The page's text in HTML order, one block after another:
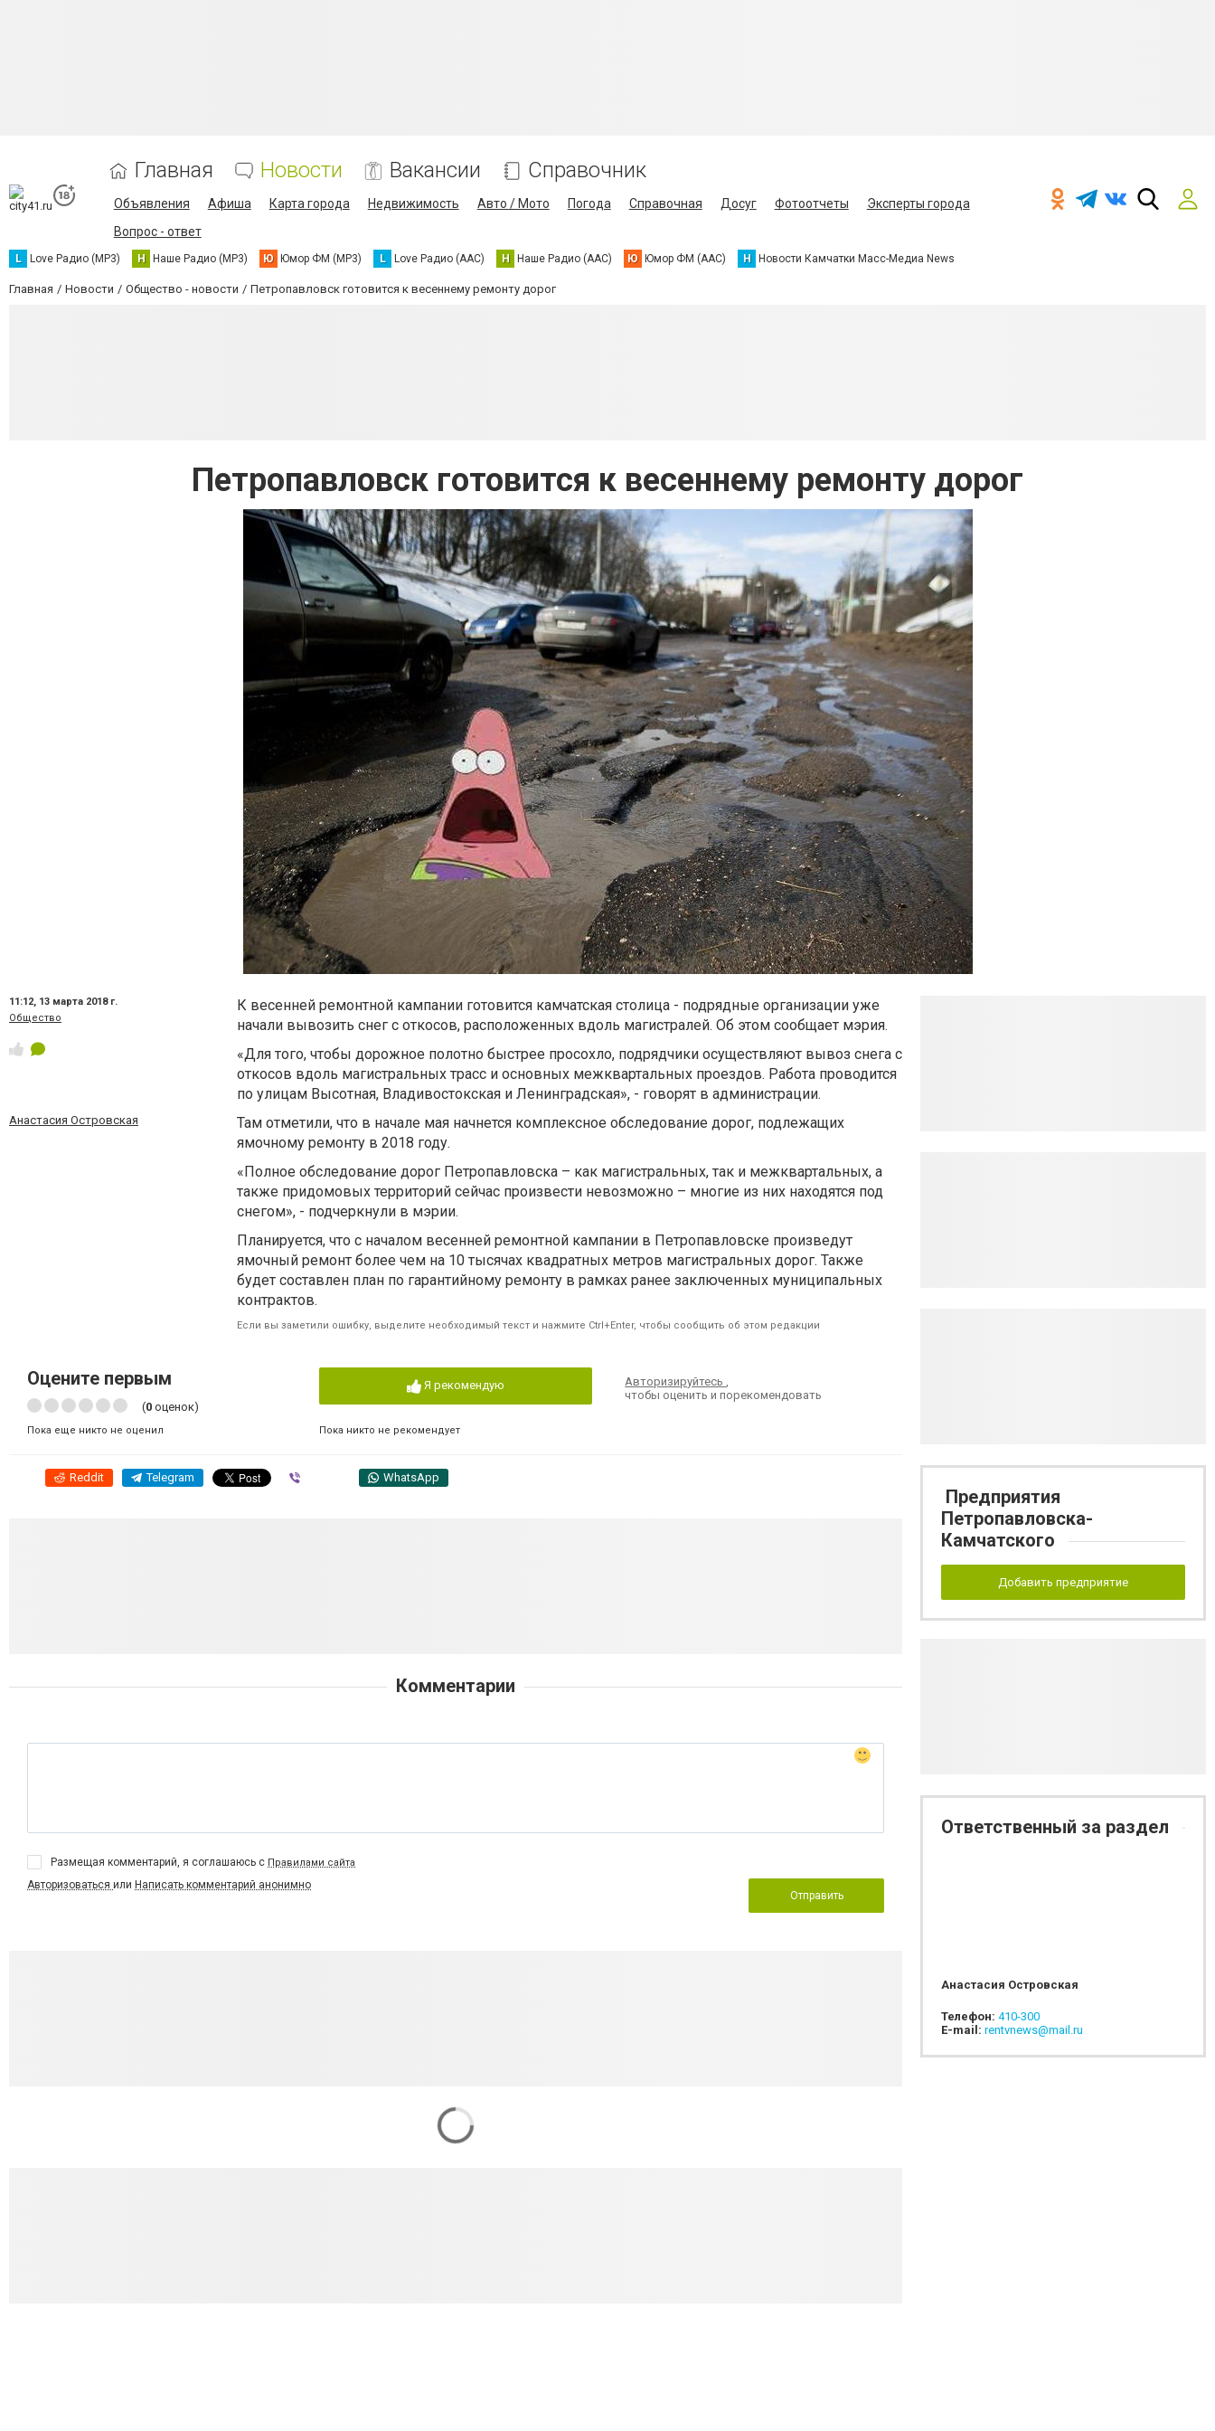
Главная Новости Вакансии Справочник
Объявления Афиша Карта города Недвижимость Авто / Мото Погода Справочная Досуг Фотоотчеты
Эксперты города
Вопрос - ответ
L Love Радио (MP3) Н Наше Радио (MP3) Ю Юмор ФМ (MP3) L Love Радио (AAC) Н Наше Радио (AAC) Ю Юмор ФМ (AAC) Н Новости Камчатки Масс-Медиа News
Главная Новости Общество - новости Петропавловск готовится к весеннему ремонту дорог
Петропавловск готовится к весеннему ремонту дорог
11:12, 13 марта 2018 г.
Общество
Анастасия Островская
К весенней ремонтной кампании готовится камчатская столица - подрядные организации уже
начали вывозить снег с откосов, расположенных вдоль магистралей. Об этом сообщает мэрия.
«Для того, чтобы дорожное полотно быстрее просохло, подрядчики осуществляют вывоз снега с
откосов вдоль магистральных трасс и основных межквартальных проездов. Работа проводится
по улицам Высотная, Владивостокская и Ленинградская», - говорят в администрации.
Там отметили, что в начале мая начнется комплексное обследование дорог, подлежащих
ямочному ремонту в 2018 году.
«Полное обследование дорог Петропавловска – как магистральных, так и межквартальных, а
также придомовых территорий сейчас произвести невозможно – многие из них находятся под
снегом», - подчеркнули в мэрии.
Планируется, что с началом весенней ремонтной кампании в Петропавловске произведут
ямочный ремонт более чем на 10 тысячах квадратных метров магистральных дорог. Также
будет составлен план по гарантийному ремонту в рамках ранее заключенных муниципальных
контрактов.
Если вы заметили ошибку, выделите необходимый текст и нажмите Ctrl+Enter, чтобы сообщить об этом редакции
Оцените первым
(0 оценок)
Пока еще никто не оценил
Я рекомендую
Пока никто не рекомендует
Авторизируйтесь,
чтобы оценить и порекомендовать
Reddit Telegram WhatsApp
Комментарии
Размещая комментарий, я соглашаюсь с Правилами сайта
Авторизоваться или Написать комментарий анонимно
Отправить
Предприятия
Петропавловска-
Камчатского
Добавить предприятие
Ответственный за раздел
Анастасия Островская
Телефон: 410-300
E-mail: rentvnews@mail.ru